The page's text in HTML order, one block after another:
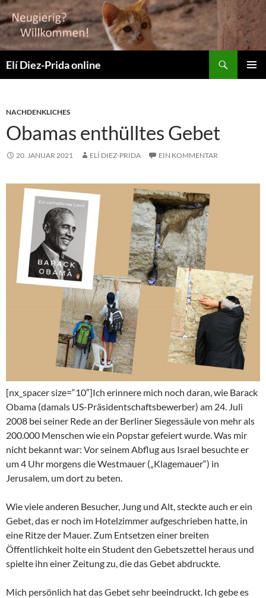
Elí Diez-Prida online
NACHDENKLICHES
Obamas enthülltes Gebet
20. JANUAR 2021 ELÍ DIEZ-PRIDA EIN KOMMENTAR
[nx_spacer size=“10″]Ich erinnere mich noch daran, wie Barack
Obama (damals US-Präsidentschaftsbewerber) am 24. Juli
2008 bei seiner Rede an der Berliner Siegessäule von mehr als
200.000 Menschen wie ein Popstar gefeiert wurde. Was mir
nicht bekannt war: Vor seinem Abflug aus Israel besuchte er
um 4 Uhr morgens die Westmauer („Klagemauer“) in
Jerusalem, um dort zu beten.
Wie viele anderen Besucher, Jung und Alt, steckte auch er ein
Gebet, das er noch im Hotelzimmer aufgeschrieben hatte, in
eine Ritze der Mauer. Zum Entsetzen einer breiten
Öffentlichkeit holte ein Student den Gebetszettel heraus und
spielte ihn einer Zeitung zu, die das Gebet abdruckte.
Mich persönlich hat das Gebet sehr beeindruckt. Ich gebe es